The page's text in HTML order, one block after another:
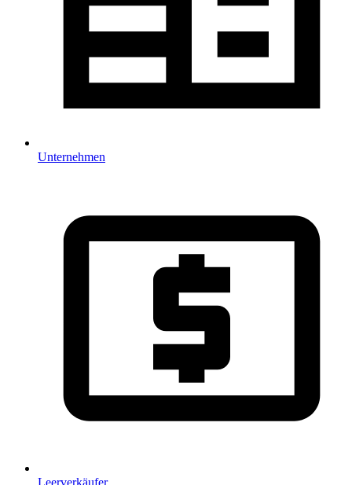
Unternehmen
Leerverkäufer